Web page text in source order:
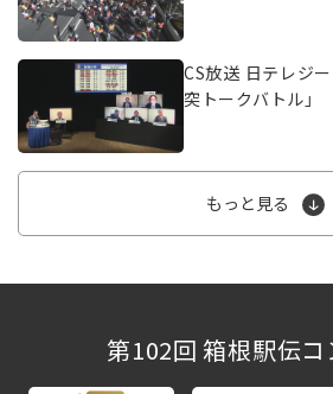
CS放送 日テレジ
突トークバトル」
もっと見る
第102回 箱根駅伝コ